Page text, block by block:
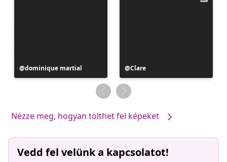
Bejegyzés
közzétevője
dominique martial
Bejegyzés
közzétevője
Clare
Nézze meg, hogyan tölthet fel képeket
Vedd fel velünk a kapcsolatot!